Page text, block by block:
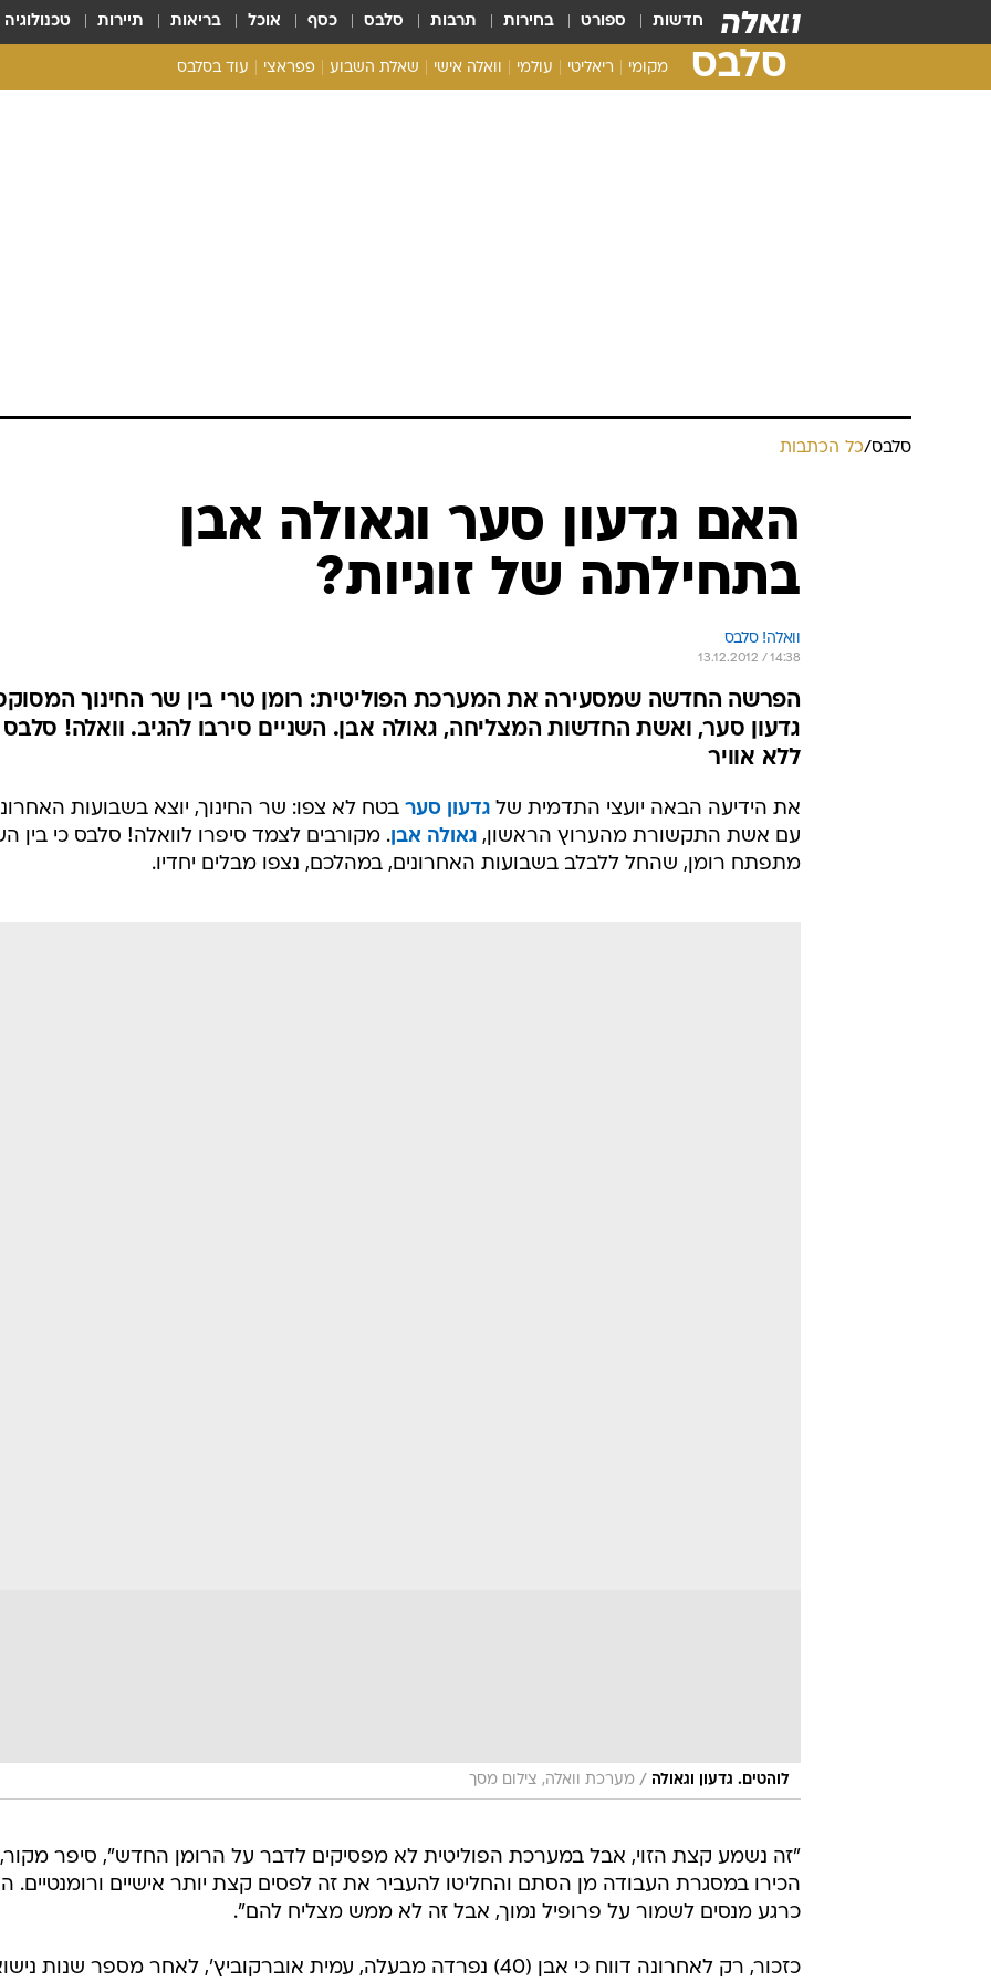
חדשות ספורט בחירות תרבות סלבס כסף אוכל בריאות תיירות טכנולוגיה
סלבס מקומי ריאליטי עולמי וואלה אישי שאלת השבוע פפראצי עוד בסלבס
סלבס/כל הכתבות
האם גדעון סער וגאולה אבן
בתחילתה של זוגיות?
וואלה! סלבס
13.12.2012 / 14:38
הפרשה החדשה שמסעירה את המערכת הפוליטית: רומן טרי בין שר החינוך
גדעון סער, ואשת החדשות המצליחה, גאולה אבן. השניים סירבו להגיב. וואלה! סלבס
ללא אוויר
את הידיעה הבאה יועצי התדמית של גדעון סער בטח לא צפו: שר החינוך, יוצא בשבועות
עם אשת התקשורת מהערוץ הראשון, גאולה אבן. מקורבים לצמד סיפרו לוואלה! סלבס כי בין
מתפתח רומן, שהחל ללבלב בשבועות האחרונים, במהלכם, נצפו מבלים יחדיו.
לוהטים. גדעון וגאולה / מערכת וואלה, צילום מסך
"זה נשמע קצת הזוי, אבל במערכת הפוליטית לא מפסיקים לדבר על הרומן החדש", סיפר
הכירו במסגרת העבודה מן הסתם והחליטו להעביר את זה לפסים קצת יותר אישיים ורומנטיים.
כרגע מנסים לשמור על פרופיל נמוך, אבל זה לא ממש מצליח להם".
כזכור, רק לאחרונה דווח כי אבן (40) נפרדה מבעלה, עמית אוברקוביץ', לאחר מספר שנות